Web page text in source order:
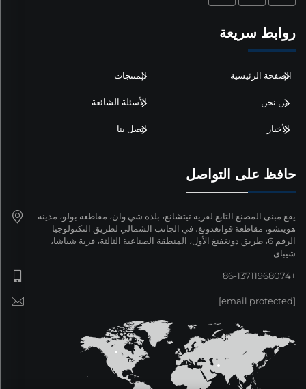
روابط سريعة
الصفحة الرئيسية المنتجات
من نحن الأسئلة الشائعة
الأخبار اتصل بنا
حافظ على التواصل
يقع مبنى المصنع التابع لقرية تيتشانغ، بلدة شي وان، مقاطعة بولو، مدينة
هويتشو، مقاطعة قوانغدونغ، في الجانب الشمالي لطريق التكنولوجيا
الرقم 6، طريق دونغفنغ الأول، المنطقة الصناعية الثالثة، قرية شياشا،
شيباي
+86-13711968074
[email protected]